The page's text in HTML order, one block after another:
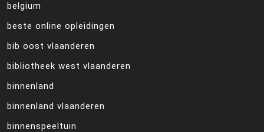
belgium
beste online opleidingen
bib oost vlaanderen
bibliotheek west vlaanderen
binnenland
binnenland vlaanderen
binnenspeeltuin